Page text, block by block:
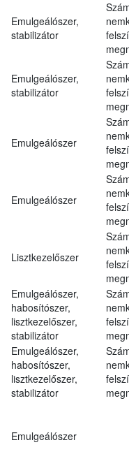
Emulgeálószer,
stabilizátor
Emulgeálószer,
stabilizátor
Emulgeálószer
Emulgeálószer
Lisztkezelőszer
Emulgeálószer,
habosítószer,
lisztkezelőszer,
stabilizátor
Emulgeálószer,
habosítószer,
lisztkezelőszer,
stabilizátor
Emulgeálószer